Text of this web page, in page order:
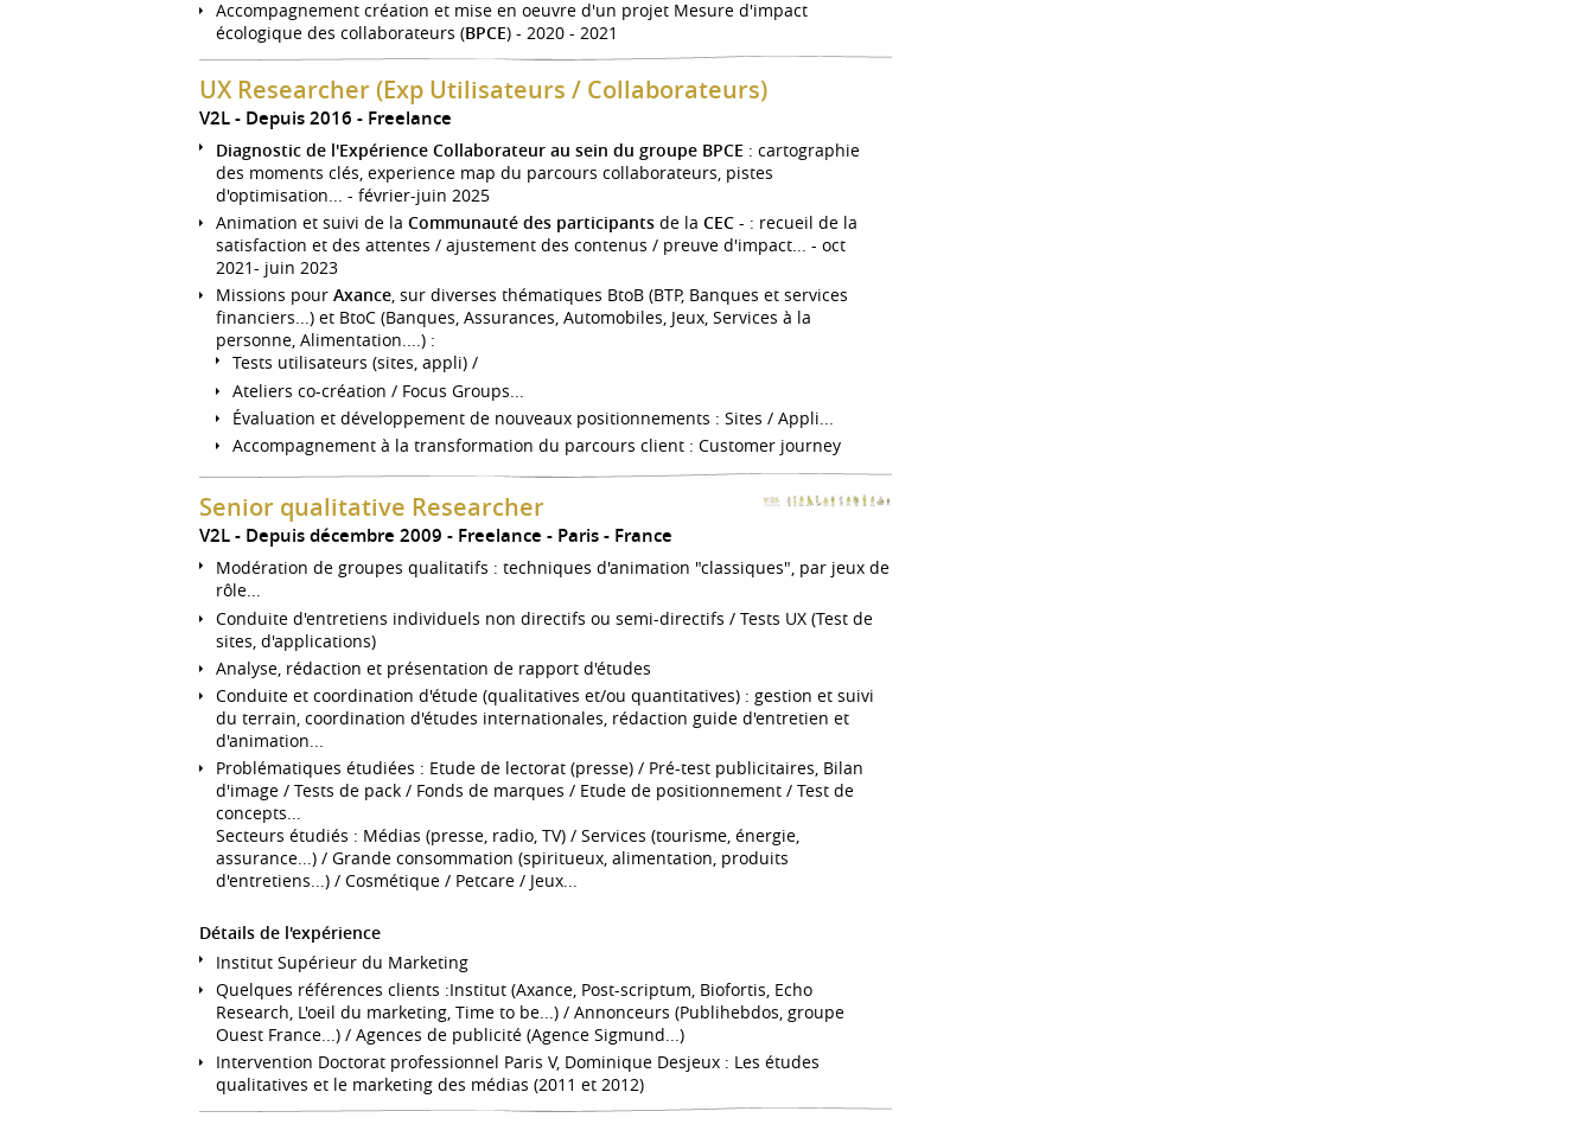
Accompagnement création et mise en oeuvre d'un projet Mesure d'impact
écologique des collaborateurs (BPCE) - 2020 - 2021
UX Researcher (Exp Utilisateurs / Collaborateurs)
V2L Depuis 2016 Freelance
Diagnostic de l'Expérience Collaborateur au sein du groupe BPCE : cartographie
des moments clés, experience map du parcours collaborateurs, pistes
d'optimisation... - février-juin 2025
Animation et suivi de la Communauté des participants de la CEC - : recueil de la
satisfaction et des attentes / ajustement des contenus / preuve d'impact... - oct
2021- juin 2023
Missions pour Axance, sur diverses thématiques BtoB (BTP, Banques et services
financiers...) et BtoC (Banques, Assurances, Automobiles, Jeux, Services à la
personne, Alimentation....) :
Tests utilisateurs (sites, appli) /
Ateliers co-création / Focus Groups...
Évaluation et développement de nouveaux positionnements : Sites / Appli...
Accompagnement à la transformation du parcours client : Customer journey
Senior qualitative Researcher
V2L Depuis décembre 2009 Freelance Paris France
Modération de groupes qualitatifs : techniques d'animation "classiques", par jeux de
rôle...
Conduite d'entretiens individuels non directifs ou semi-directifs / Tests UX (Test de
sites, d'applications)
Analyse, rédaction et présentation de rapport d'études
Conduite et coordination d'étude (qualitatives et/ou quantitatives) : gestion et suivi
du terrain, coordination d'études internationales, rédaction guide d'entretien et
d'animation...
Problématiques étudiées : Etude de lectorat (presse) / Pré-test publicitaires, Bilan
d'image / Tests de pack / Fonds de marques / Etude de positionnement / Test de
concepts...
Secteurs étudiés : Médias (presse, radio, TV) / Services (tourisme, énergie,
assurance...) / Grande consommation (spiritueux, alimentation, produits
d'entretiens...) / Cosmétique / Petcare / Jeux...
Détails de l'expérience
Institut Supérieur du Marketing
Quelques références clients :Institut (Axance, Post-scriptum, Biofortis, Echo
Research, L'oeil du marketing, Time to be...) / Annonceurs (Publihebdos, groupe
Ouest France...) / Agences de publicité (Agence Sigmund...)
Intervention Doctorat professionnel Paris V, Dominique Desjeux : Les études
qualitatives et le marketing des médias (2011 et 2012)